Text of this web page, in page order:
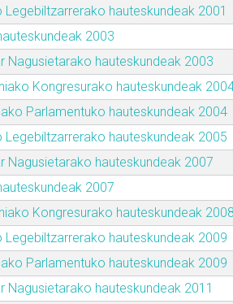
Legebiltzarrerako hauteskundeak 2001
2003
Nagusietarako hauteskundeak 2003
Kongresurako hauteskundeak
Parlamentuko hauteskundeak 2004
Legebiltzarrerako hauteskundeak 2005
Nagusietarako hauteskundeak 2007
2007
Kongresurako hauteskundeak 2008
Legebiltzarrerako hauteskundeak 2009
Parlamentuko hauteskundeak 2009
Nagusietarako hauteskundeak 2011